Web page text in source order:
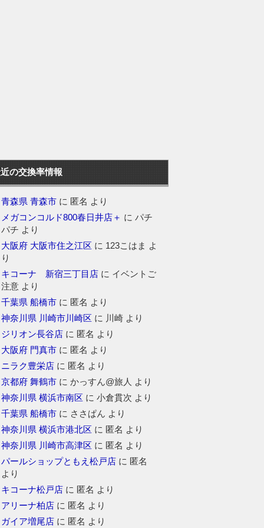
の交換率情報
青森県 青森市 に 匿名 より
メガコンコルド800春日井店＋ にパチ
パチ より
大阪府 大阪市住之江区 に 123こはま よ
り
キコーナ 新宿三丁目店 に イベントご
注意 より
千葉県 船橋市 に 匿名 より
神奈川県 川崎市川崎区 に 川崎 より
ジリオン長谷店 に 匿名 より
大阪府 門真市 に 匿名 より
ニラク豊栄店 に 匿名 より
京都府 舞鶴市 にかっすん@旅人 より
神奈川県 横浜市南区 に小倉貫次 より
千葉県 船橋市 に ささぱん より
神奈川県 横浜市港北区 に 匿名 より
神奈川県 川崎市高津区 に 匿名 より
パールショップともえ松戸店 に 匿名
より
キコーナ松戸店 に 匿名 より
アリーナ柏店 に 匿名 より
ガイア増尾店 に 匿名 より